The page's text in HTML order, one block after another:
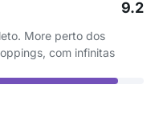
9.2
More perto dos
com infinitas